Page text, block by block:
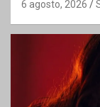
6 agosto, 2026